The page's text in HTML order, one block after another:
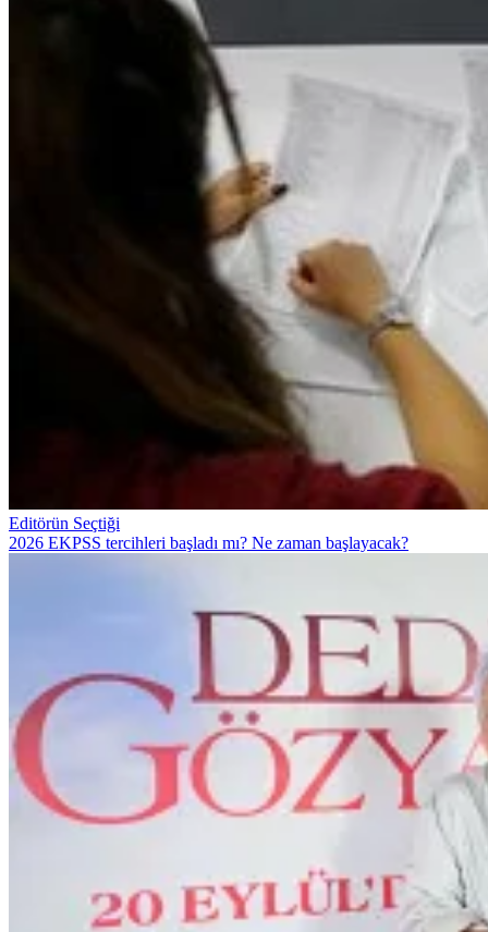
Editörün Seçtiği
2026 EKPSS tercihleri başladı mı? Ne zaman başlayacak?